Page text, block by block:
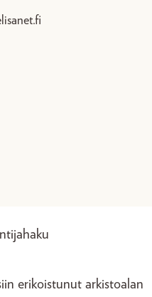
erikoistunut arkistoalan